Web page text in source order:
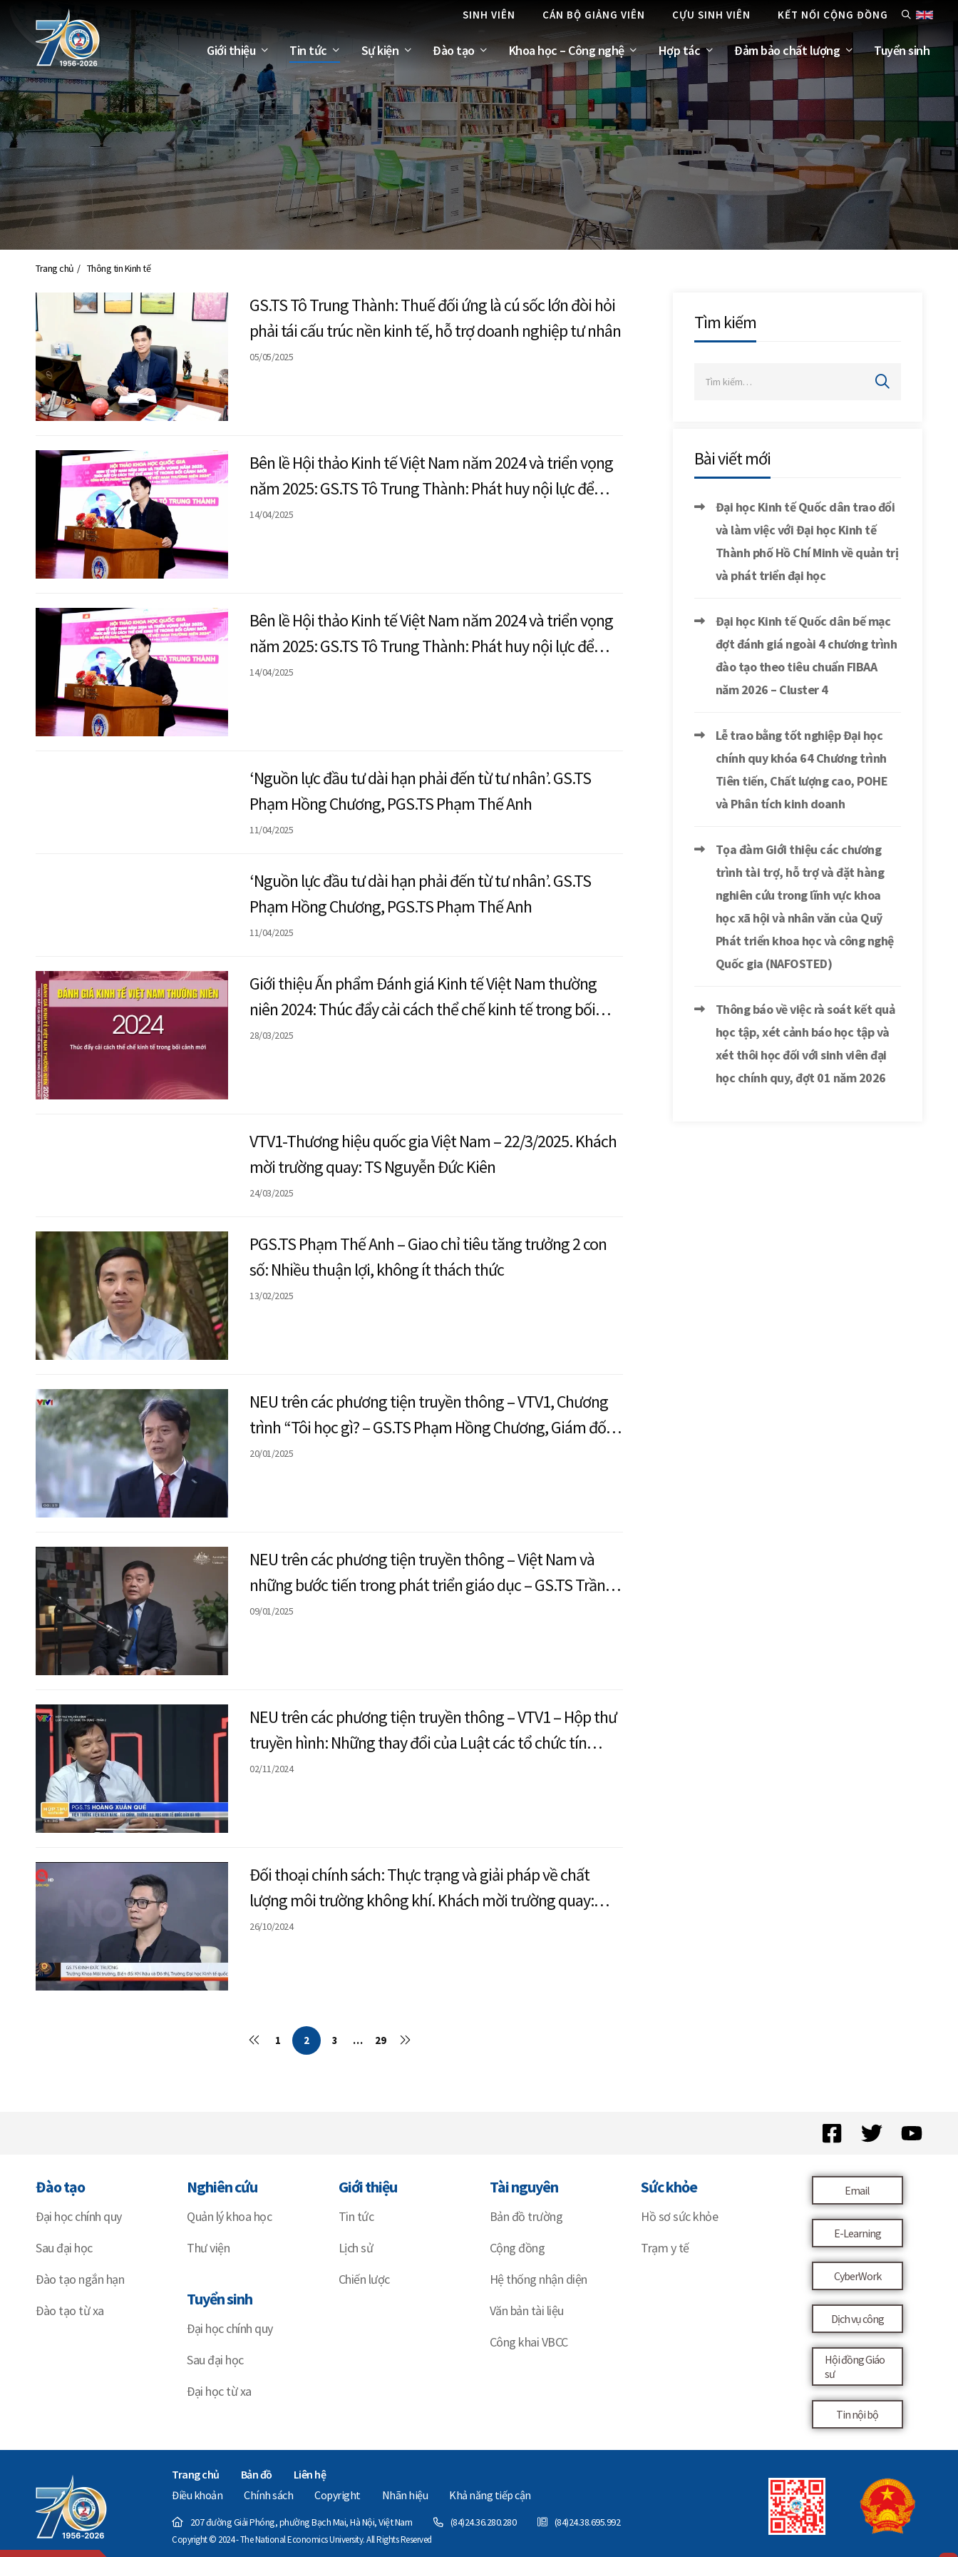
SINH VIÊN CÁN BỘ GIẢNG VIÊN CỰU SINH VIÊN KẾT NỐI CỘNG ĐỒNG
Giới thiệu Tin tức Sự kiện Đào tạo Khoa học – Công nghệ Hợp tác Đảm bảo chất lượng Tuyển sinh
Trang chủ Thông tin Kinh tế
GS.TS Tô Trung Thành: Thuế đối ứng là cú sốc lớn đòi hỏi
phải tái cấu trúc nền kinh tế, hỗ trợ doanh nghiệp tư nhân
05/05/2025
Bên lề Hội thảo Kinh tế Việt Nam năm 2024 và triển vọng
năm 2025: GS.TS Tô Trung Thành: Phát huy nội lực để
tăng trưởng kinh tế cao trong năm 2025
14/04/2025
Bên lề Hội thảo Kinh tế Việt Nam năm 2024 và triển vọng
năm 2025: GS.TS Tô Trung Thành: Phát huy nội lực để
tăng trưởng kinh tế cao trong năm 2025
14/04/2025
‘Nguồn lực đầu tư dài hạn phải đến từ tư nhân’. GS.TS
Phạm Hồng Chương, PGS.TS Phạm Thế Anh
11/04/2025
‘Nguồn lực đầu tư dài hạn phải đến từ tư nhân’. GS.TS
Phạm Hồng Chương, PGS.TS Phạm Thế Anh
11/04/2025
Giới thiệu Ấn phẩm Đánh giá Kinh tế Việt Nam thường
niên 2024: Thúc đẩy cải cách thể chế kinh tế trong bối
cảnh mới
28/03/2025
VTV1-Thương hiệu quốc gia Việt Nam – 22/3/2025. Khách
mời trường quay: TS Nguyễn Đức Kiên
24/03/2025
PGS.TS Phạm Thế Anh – Giao chỉ tiêu tăng trưởng 2 con
số: Nhiều thuận lợi, không ít thách thức
13/02/2025
NEU trên các phương tiện truyền thông – VTV1, Chương
trình “Tôi học gì? – GS.TS Phạm Hồng Chương, Giám đốc
Đại học Kinh tế Quốc dân chia sẻ về chuyển đổi số
20/01/2025
NEU trên các phương tiện truyền thông – Việt Nam và
những bước tiến trong phát triển giáo dục – GS.TS Trần
Thọ Đạt
09/01/2025
NEU trên các phương tiện truyền thông – VTV1 – Hộp thư
truyền hình: Những thay đổi của Luật các tổ chức tín
dụng 2024 (Phần 2) – Khách mời trường quay: PGS.TS
02/11/2024
Đối thoại chính sách: Thực trạng và giải pháp về chất
lượng môi trường không khí. Khách mời trường quay:
GS.TS Đinh Đức Trường
26/10/2024
1 2 3 … 29
Tìm kiếm
Bài viết mới
Đại học Kinh tế Quốc dân trao đổi
và làm việc với Đại học Kinh tế
Thành phố Hồ Chí Minh về quản trị
và phát triển đại học
Đại học Kinh tế Quốc dân bế mạc
đợt đánh giá ngoài 4 chương trình
đào tạo theo tiêu chuẩn FIBAA
năm 2026 – Cluster 4
Lễ trao bằng tốt nghiệp Đại học
chính quy khóa 64 Chương trình
Tiên tiến, Chất lượng cao, POHE
và Phân tích kinh doanh
Tọa đàm Giới thiệu các chương
trình tài trợ, hỗ trợ và đặt hàng
nghiên cứu trong lĩnh vực khoa
học xã hội và nhân văn của Quỹ
Phát triển khoa học và công nghệ
Quốc gia (NAFOSTED)
Thông báo về việc rà soát kết quả
học tập, xét cảnh báo học tập và
xét thôi học đối với sinh viên đại
học chính quy, đợt 01 năm 2026
Đào tạo
Đại học chính quy
Sau đại học
Đào tạo ngắn hạn
Đào tạo từ xa
Nghiên cứu
Quản lý khoa học
Thư viện
Tuyển sinh
Đại học chính quy
Sau đại học
Đại học từ xa
Giới thiệu
Tin tức
Lịch sử
Chiến lược
Tài nguyên
Bản đồ trường
Cộng đồng
Hệ thống nhận diện
Văn bản tài liệu
Công khai VBCC
Sức khỏe
Hồ sơ sức khỏe
Trạm y tế
Email
E-Learning
CyberWork
Dịch vụ công
Hội đồng Giáo
sư
Tin nội bộ
Trang chủ Bản đồ
Liên hệ
Điều khoản
Chính sách Copyright Nhãn hiệu Khả năng tiếp cận
207 đường Giải Phóng, phường Bạch Mai, Hà Nội, Việt Nam (84)24.36.280.280 (84)24.38.695.992
Copyright © 2024 - The National Economics University. All Rights Reserved